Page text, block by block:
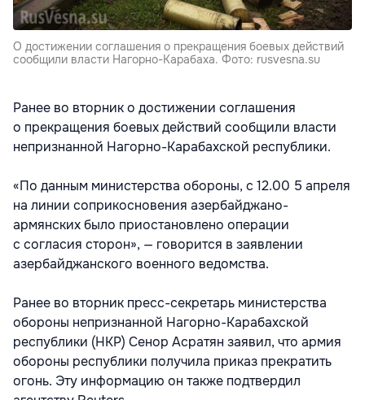
О достижении соглашения о прекращения боевых действий
сообщили власти Нагорно-Карабаха. Фото: rusvesna.su
Ранее во вторник о достижении соглашения
о прекращения боевых действий сообщили власти
непризнанной Нагорно-Карабахской республики.
«По данным министерства обороны, с 12.00 5 апреля
на линии соприкосновения азербайджано-
армянских было приостановлено операции
с согласия сторон», — говорится в заявлении
азербайджанского военного ведомства.
Ранее во вторник пресс-секретарь министерства
обороны непризнанной Нагорно-Карабахской
республики (НКР) Сенор Асратян заявил, что армия
обороны республики получила приказ прекратить
огонь. Эту информацию он также подтвердил